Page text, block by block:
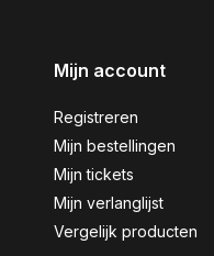
Mijn account
Registreren
Mijn bestellingen
Mijn tickets
Mijn verlanglijst
Vergelijk producten